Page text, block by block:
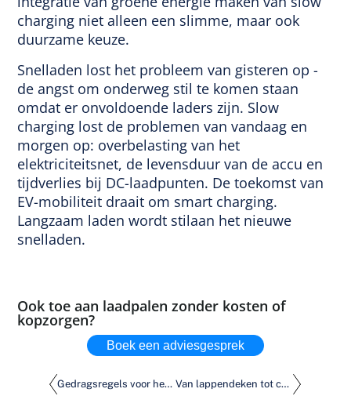
charging niet alleen een slimme, maar ook
duurzame keuze.
Snelladen lost het probleem van gisteren op -
de angst om onderweg stil te komen staan
omdat er onvoldoende laders zijn. Slow
charging lost de problemen van vandaag en
morgen op: overbelasting van het
elektriciteitsnet, de levensduur van de accu en
tijdverlies bij DC-laadpunten. De toekomst van
EV-mobiliteit draait om smart charging.
Langzaam laden wordt stilaan het nieuwe
snelladen.
Ook toe aan laadpalen zonder kosten of
kopzorgen?
Boek een adviesgesprek
Gedragsregels voor het laden van elektrische auto's. Gun elkaar de ruimte. Van lappendeken tot controle. Interview met EV-laadexpert Niels Stalenberg